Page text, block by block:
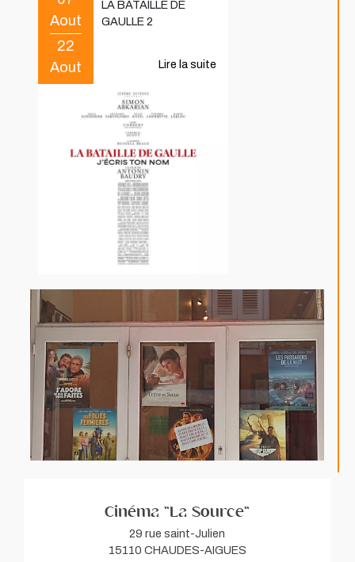
Aout
22
Aout
LA BATAILLE DE
GAULLE 2
Cinéma "La Source"
29 rue saint-Julien
15110 CHAUDES-AIGUES